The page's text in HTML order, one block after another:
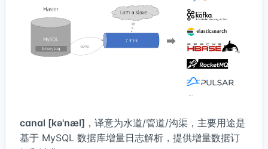
canal [kə'næl] ，译意为水道/管道/沟渠，主要用途是
基于 MySQL 数据库增量日志解析，提供增量数据订